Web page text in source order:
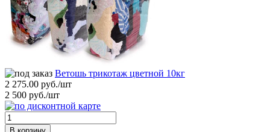
Ветошь трикотаж цветной 10кг
2 275.00 руб./шт
2 500 руб./шт